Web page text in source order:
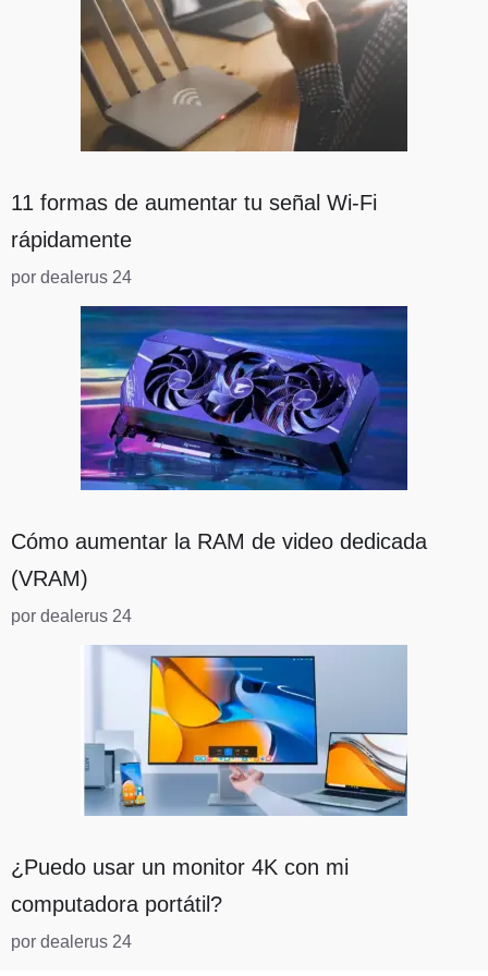
11 formas de aumentar tu señal Wi-Fi
rápidamente
por dealerus 24
Cómo aumentar la RAM de video dedicada
(VRAM)
por dealerus 24
¿Puedo usar un monitor 4K con mi
computadora portátil?
por dealerus 24